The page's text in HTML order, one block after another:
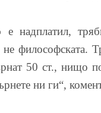
е надплатил,
не
50 ст., нищо
ни ги“,